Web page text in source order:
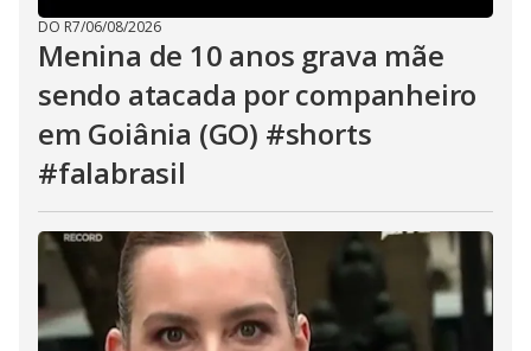
DO R7/06/08/2026
Menina de 10 anos grava mãe
sendo atacada por companheiro
em Goiânia (GO) #shorts
#falabrasil